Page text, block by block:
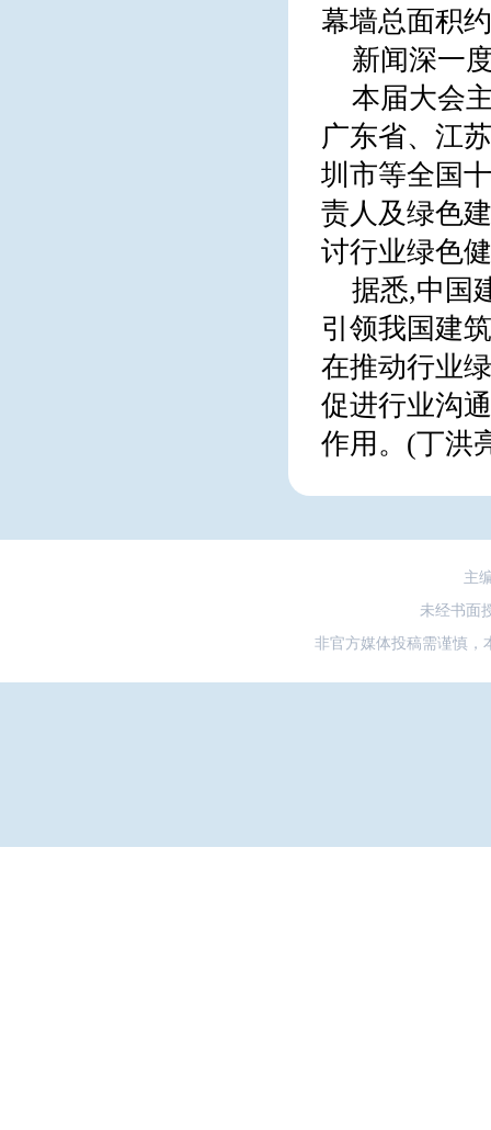
幕墙总面积
新闻深一
本届大会
广东省、江
圳市等全国
责人及绿色
讨行业绿色
据悉,中国
引领我国建
在推动行业
促进行业沟
作用。(丁洪
主
未经书面
非官方媒体投稿需谨慎，